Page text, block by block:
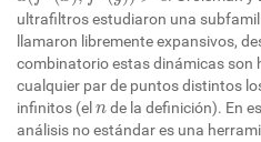
ultrafiltros estudiaron una
llamaron libremente expansivos,
combinatorio estas dinámicas son
cualquier par de puntos distintos
infinitos (el n
n de la definición). En
análisis no estándar es una